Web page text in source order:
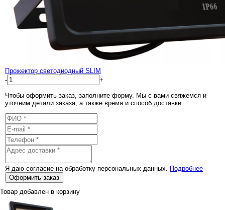
Прожектор светодиодный SLIM
-
+
Чтобы оформить заказ, заполните форму. Мы с вами свяжемся и
уточним детали заказа, а также время и способ доставки.
Я даю согласие на обработку персональных данных. Подробнее
Оформить заказ
Товар добавлен в корзину